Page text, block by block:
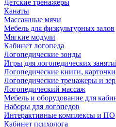
Детские тренажеры
Канаты
Массажные мячи
Мебель для физкультурных залов
Мягкие модули
Кабинет логопеда
Логопедические зонды
Игры для логопедических
Логопедические книги,
Логопедические тренажеры и
Логопедический массаж
Мебель и оборудование для
Наборы для логопедов
Интерактивные комплексы и ПО
Кабинет психолога